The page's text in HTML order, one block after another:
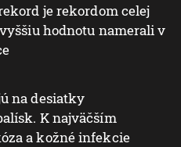
je rekordom celej
hodnotu namerali v
na desiatky
K najväčším
a kožné infekcie